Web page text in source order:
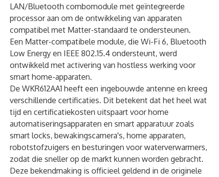
LAN/Bluetooth combomodule met geïntegreerde
processor aan om de ontwikkeling van apparaten
compatibel met Matter-standaard te ondersteunen.
Een Matter-compatibele module, die Wi-Fi 6, Bluetooth
Low Energy en IEEE 802.15.4 ondersteunt, werd
ontwikkeld met activering van hostless werking voor
smart home-apparaten.
De WKR612AA1 heeft een ingebouwde antenne en kreeg
verschillende certificaties. Dit betekent dat het heel wat
tijd en certificatiekosten uitspaart voor home
automatiseringsapparaten en smart apparatuur zoals
smart locks, bewakingscamera's, home apparaten,
robotstofzuigers en besturingen voor waterverwarmers,
zodat die sneller op de markt kunnen worden gebracht.
Deze bekendmaking is officieel geldend in de originele